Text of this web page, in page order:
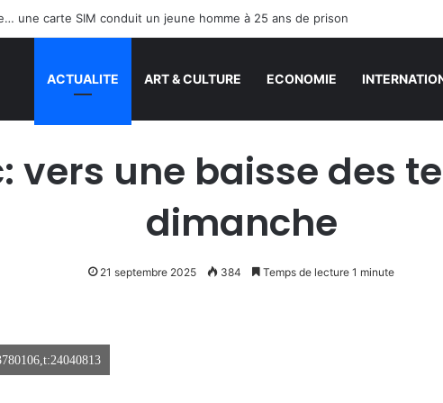
ACTUALITE ART & CULTURE ECONOMIE
vers une baisse des
dimanche
21 septembre 2025 384 Temps de lecture 1 minute